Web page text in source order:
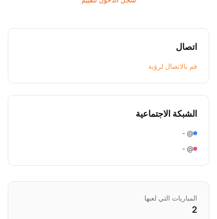
اتصال
قم بالاتصال لرؤية
الشبكة الاجتماعية
@ -
@ -
المباريات التي لعبها
2